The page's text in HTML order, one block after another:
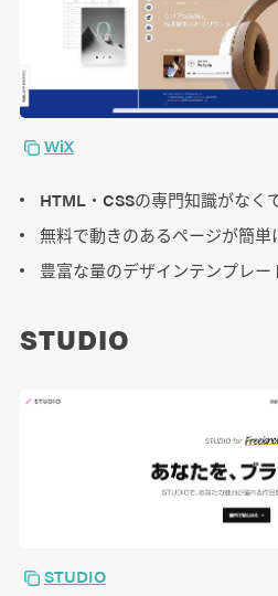
WiX
HTML・CSSの専門知識がなく
無料で動きのあるページが簡単
豊富な量のデザインテンプレー
STUDIO
STUDIO